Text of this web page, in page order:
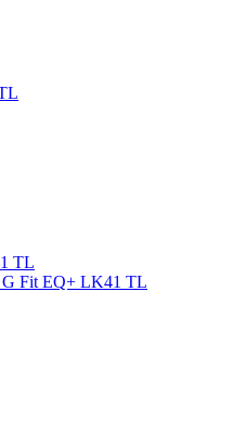
G Fit EQ+ LK41 TL